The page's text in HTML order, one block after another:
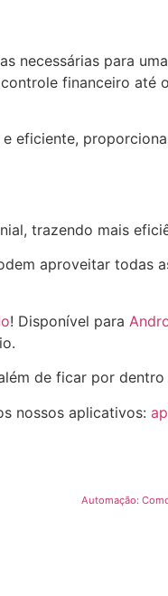
necessárias para
financeiro até
eficiente,
trazendo mais
aproveitar todas
! Disponível para
de ficar por
nossos aplicativos:
Automação: